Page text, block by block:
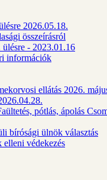
2026.05.18.
összeírásról
- 2023.01.16
információk
ellátás 2026.
pótlás, ápolás
bírósági ülnök választás
védekezés